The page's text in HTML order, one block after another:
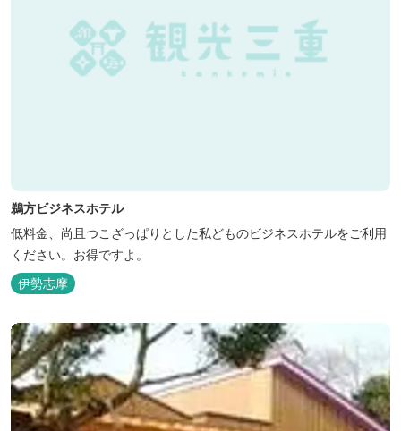
鵜方ビジネスホテル
低料金、尚且つこざっぱりとした私どものビジネスホテルをご利用
ください。お得ですよ。
伊勢志摩